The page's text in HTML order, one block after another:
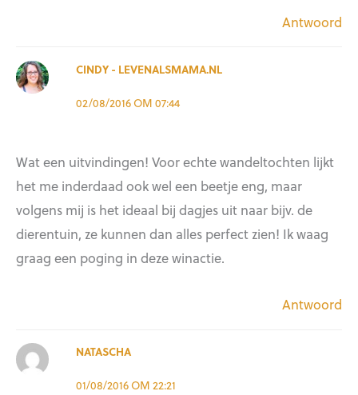
Antwoord
CINDY - LEVENALSMAMA.NL
02/08/2016 OM 07:44
Wat een uitvindingen! Voor echte wandeltochten lijkt
het me inderdaad ook wel een beetje eng, maar
volgens mij is het ideaal bij dagjes uit naar bijv. de
dierentuin, ze kunnen dan alles perfect zien! Ik waag
graag een poging in deze winactie.
Antwoord
NATASCHA
01/08/2016 OM 22:21